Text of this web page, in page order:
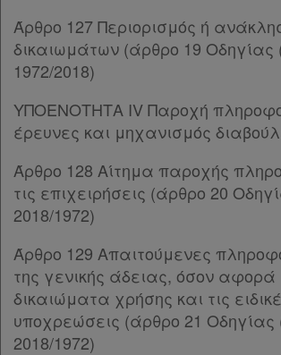
Παρ.1
Παρ.2
ΚΕΦΑΛΑΙΟ ΙΑ΄ [-]
Άρθρο 75
Άρθρο 76
[-]
Παρ.1
Παρ.2
Παρ.4
Άρθρο 77 [-]
Παρ.1
Παρ.2
Άρθρο 127 Περιορισμός ή
δικαιωμάτων (άρθρο 19 Οδηγίας
1972/2018)
ΥΠΟΕΝΟΤΗΤΑ IV Παροχή
έρευνες και μηχανισμός
Άρθρο 128 Αίτημα παροχής
τις επιχειρήσεις (άρθρο 20
2018/1972)
Άρθρο 129 Απαιτούμενες
της γενικής άδειας, όσον αφορά
δικαιώματα χρήσης και τις
υποχρεώσεις (άρθρο 21 Οδηγίας
2018/1972)